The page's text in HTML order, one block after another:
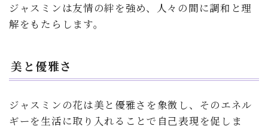
ジャスミンは友情の絆を強め、人々の間に調和と理
解をもたらします。
美と優雅さ
ジャスミンの花は美と優雅さを象徴し、そのエネル
ギーを生活に取り入れることで自己表現を促しま